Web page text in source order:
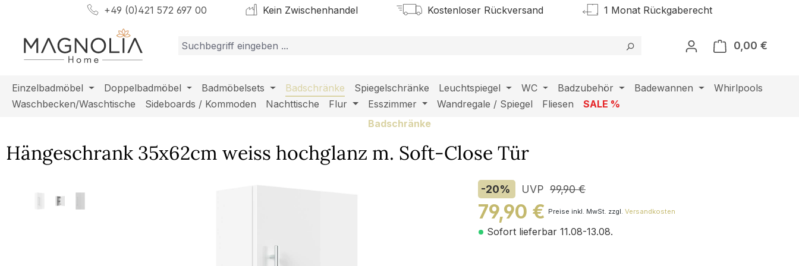
Hauptinhalt springen
Zur Suche springen
Zur Hauptnavigation springen+49 (0)421 572 697 00 Kein Zwischenhandel Kostenloser Rückversand 1 Monat Rückgaberecht
0,00 €
Einzelbadmöbel Doppelbadmöbel Badmöbelsets Badschränke Spiegelschränke Leuchtspiegel WC Badzubehör Badewannen
Whirlpools
Waschbecken/Waschtische
Sideboards / Kommoden Nachttische Flur Esszimmer Wandregale / Spiegel Fliesen
SALE %
Badschränke
Hängeschrank 35x62cm weiss hochglanz m. Soft-Close Tür
-20% UVP 99,90 €
79,90 € Preise inkl. MwSt. zzgl. Versandkosten
Sofort lieferbar 11.08-13.08.